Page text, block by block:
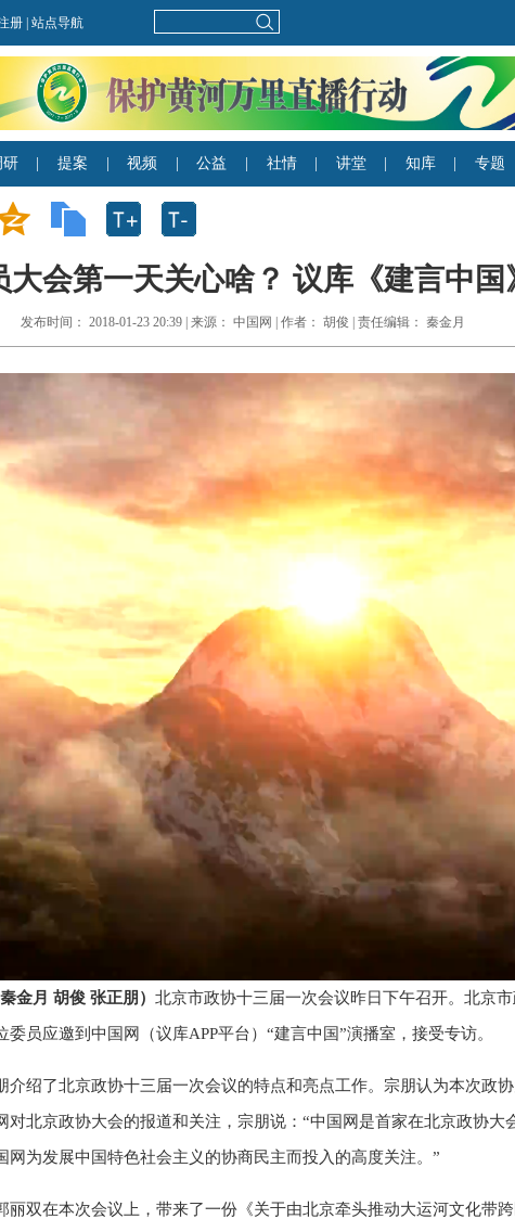
大会第一天关心啥？ 议库《建言中国
发布时间： 2018-01-23 20:39 | 来源： 中国网 | 作者： 胡俊 | 责任编辑： 秦金月
金月 胡俊 张正朋） 北京市政协十三届一次会议昨日下午召开。北京
员应邀到中国网（议库APP平台）“建言中国”演播室，接受专访。
介绍了北京政协十三届一次会议的特点和亮点工作。宗朋认为本次政
北京政协大会的报道和关注，宗朋说：“中国网是首家在北京政协大
网为发展中国特色社会主义的协商民主而投入的高度关注。”
丽双在本次会议上，带来了一份《关于由北京牵头推动大运河文化带